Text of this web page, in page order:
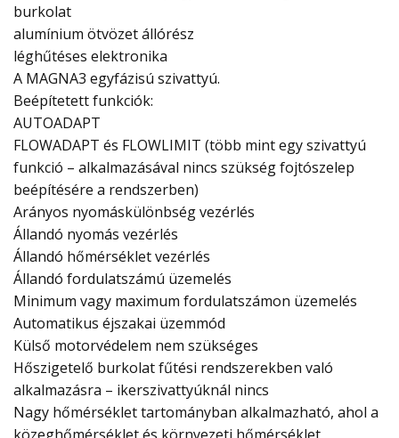
burkolat
alumínium ötvözet állórész
léghűtéses elektronika
A MAGNA3 egyfázisú szivattyú.
Beépítetett funkciók:
AUTOADAPT
FLOWADAPT és FLOWLIMIT (több mint egy szivattyú
funkció – alkalmazásával nincs szükség fojtószelep
beépítésére a rendszerben)
Arányos nyomáskülönbség vezérlés
Állandó nyomás vezérlés
Állandó hőmérséklet vezérlés
Állandó fordulatszámú üzemelés
Minimum vagy maximum fordulatszámon üzemelés
Automatikus éjszakai üzemmód
Külső motorvédelem nem szükséges
Hőszigetelő burkolat fűtési rendszerekben való
alkalmazásra – ikerszivattyúknál nincs
Nagy hőmérséklet tartományban alkalmazható, ahol a